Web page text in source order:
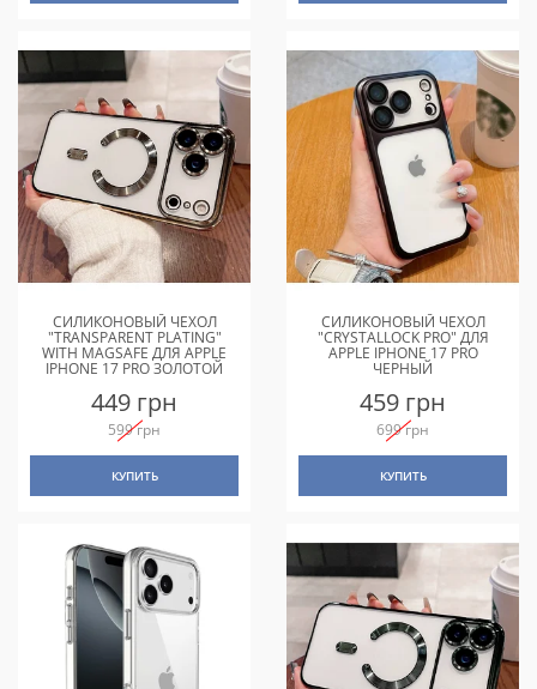
СИЛИКОНОВЫЙ ЧЕХОЛ
"TRANSPARENT PLATING"
WITH MAGSAFE ДЛЯ APPLE
IPHONE 17 PRO ЗОЛОТОЙ
449 грн
599 грн
КУПИТЬ
СИЛИКОНОВЫЙ ЧЕХОЛ
"CRYSTALLOCK PRO" ДЛЯ
APPLE IPHONE 17 PRO
ЧЕРНЫЙ
459 грн
699 грн
КУПИТЬ